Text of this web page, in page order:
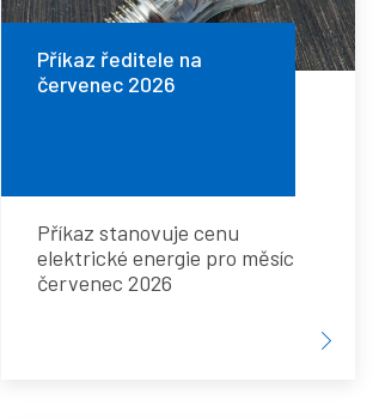
červenec
Příkaz ředitele na
červenec 2026
Příkaz stanovuje cenu
elektrické energie pro měsíc
červenec 2026